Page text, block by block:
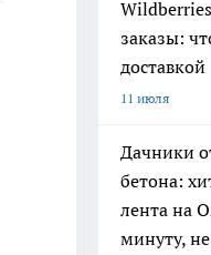
заказы:
доставкой
11 июля
Дачники
бетона:
лента на
минуту,